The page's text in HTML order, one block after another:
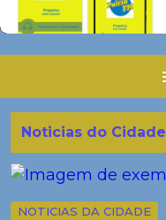
Noticias do Cidade
NOTICIAS DA CIDADE